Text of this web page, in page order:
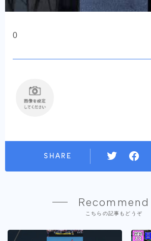
0
SHARE
Recommend
こちらの記事もどうぞ